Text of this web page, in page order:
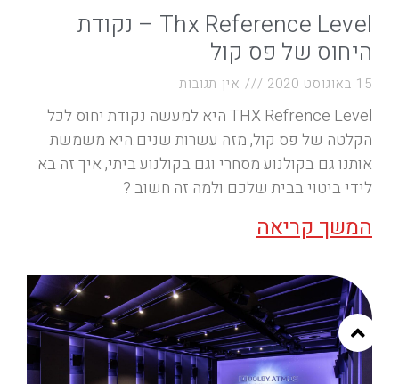
Thx Reference Level – נקודת
היחוס של פס קול
15 באוגוסט 2020 אין תגובות
THX Refrence Level היא למעשה נקודת יחוס לכל
הקלטה של פס קול, מזה עשרות שנים.היא משמשת
אותנו גם בקולנוע מסחרי וגם בקולנוע ביתי, איך זה בא
לידי ביטוי בבית שלכם ולמה זה חשוב ?
המשך קריאה